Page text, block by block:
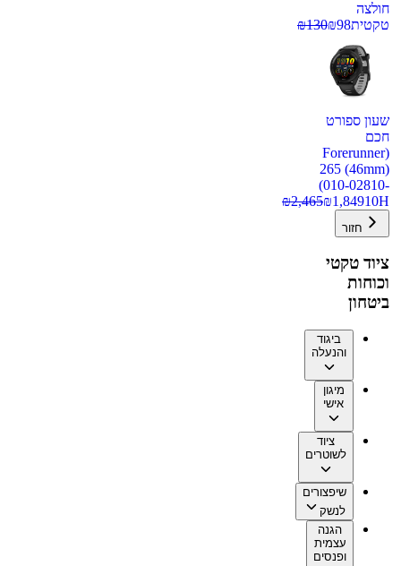
חולצה
טקטית
₪98
₪130
שעון ספורט
חכם
(Forerunner
265 (46mm)
(010-02810-
10H
₪1,849
₪2,465
חזור
ציוד טקטי
וכוחות
ביטחון
ביגוד
והנעלה
מיגון
אישי
ציוד
לשוטרים
שיפצורים
לנשק
הגנה
עצמית
ופנסים